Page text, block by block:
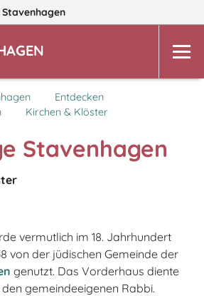
Stavenhagen
Entdecken
Kirchen & Klöster
Stavenhagen
vermutlich im 18. Jahrhundert
von der jüdischen Gemeinde der
genutzt. Das Vorderhaus diente
gemeindeeigenen Rabbi.